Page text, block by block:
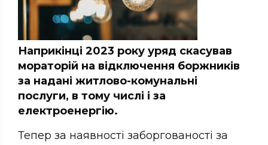
Наприкінці 2023 року уряд скасував
мораторій на відключення боржників
за надані житлово-комунальні
послуги, в тому числі і за
електроенергію.
Тепер за наявності заборгованості за